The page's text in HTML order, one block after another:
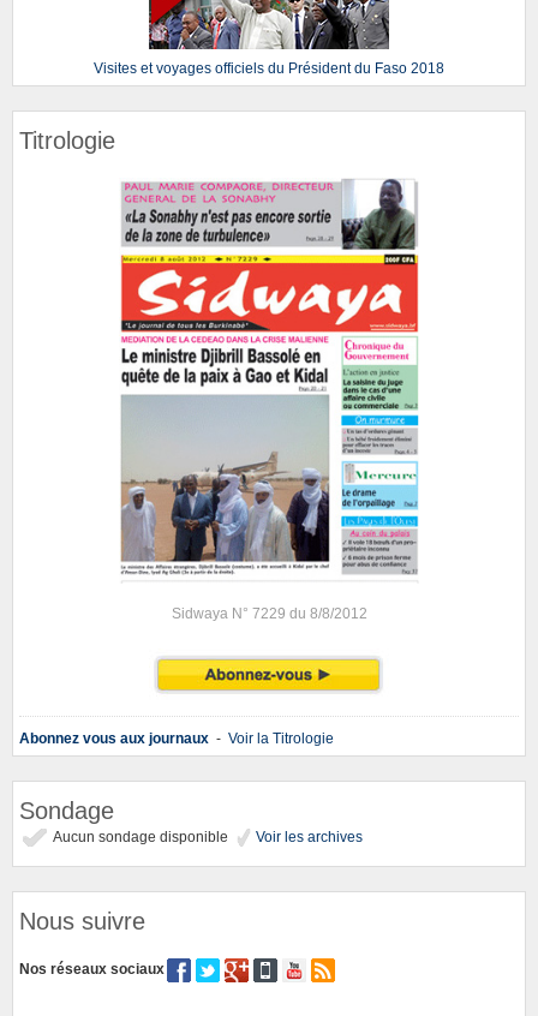
Visites et voyages officiels du Président du Faso 2018
Titrologie
Sidwaya N° 7229 du 8/8/2012
Abonnez vous aux journaux - Voir la Titrologie
Sondage
Aucun sondage disponible Voir les archives
Nous suivre
Nos réseaux sociaux